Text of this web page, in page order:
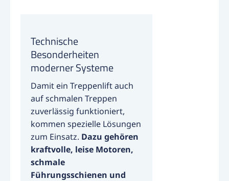
Technische
Besonderheiten
moderner Systeme
Damit ein Treppenlift auch
auf schmalen Treppen
zuverlässig funktioniert,
kommen spezielle Lösungen
zum Einsatz. Dazu gehören
kraftvolle, leise Motoren,
schmale
Führungsschienen und